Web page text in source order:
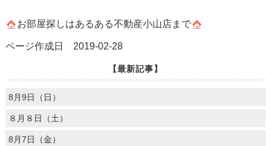
お部屋探しはあるある不動産小山店まで
ページ作成日 2019-02-28
【最新記事】
8月9日（日）
８月８日（土）
8月7日（金）